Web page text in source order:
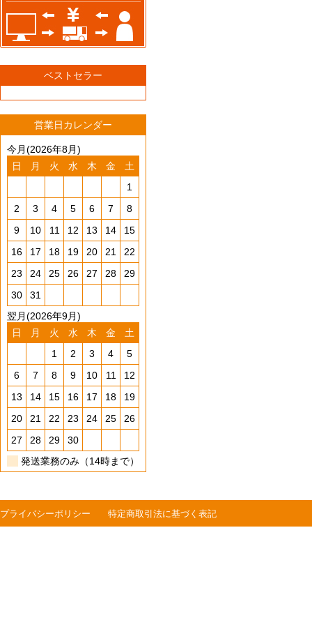
ベストセラー
営業日カレンダー
今月(2026年8月)
日
月 火 水 木 金
土
1
2
3 4 5 6 7
8
9
10 11 12 13 14
15
16
17 18 19 20 21
22
23
24 25 26 27 28
29
30
31
翌月(2026年9月)
日
月 火 水 木 金
土
1
2 3 4
5
6
7 8 9 10 11
12
13
14 15 16 17 18
19
20
21 22 23 24 25
26
27
28 29
30
発送業務のみ（14時まで）
プライバシーポリシー 特定商取引法に基づく表記